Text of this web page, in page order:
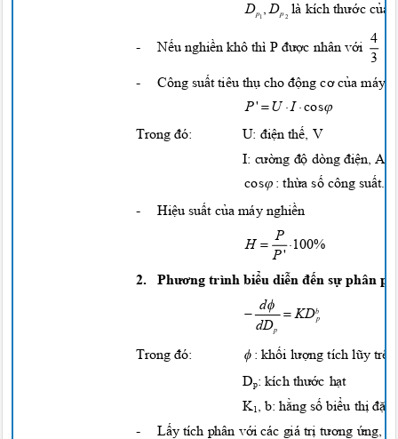
Dp ,Dplà kíchthước của
2
4
3
-
-
Nếu nghiềnkhô thì P đượcnhânvới
Công suấttiêuthụchođộng cơ củamáy
P'U Icos
Trongđó: U:điện thế, V
I: cường độ dòng điện, A
cos :thừa số côngsuất.
- Hiệu suất củamáy nghiền
P
H 100%
P'
2.Phươngtrình biểu diễn đến sựphân
d
 KD
dDp
Trongđó:  :khối lượngtíchlũy
Dp: kích thước hạt
K1 , b:hằng số biểu thị đặc
- Lấytích phân vớicác giátrị tương ứng,